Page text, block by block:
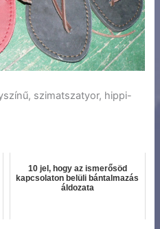
szimatszatyor, hippi-
10 jel, hogy az ismerősöd
kapcsolaton belüli bántalmazás
áldozata